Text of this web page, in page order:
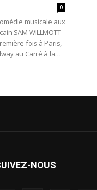
0
musicale aux
SAM WILLMOTT
fois à Paris,
au Carré à la
NOUS